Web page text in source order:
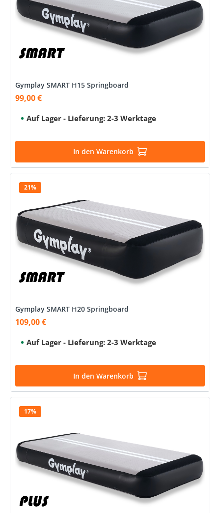
Gymplay SMART H15 Springboard
Verkaufspreis:
99,00 €
Auf Lager - Lieferung: 2-3 Werktage
In den Warenkorb
21%
Gymplay SMART H20 Springboard
Verkaufspreis:
109,00 €
Auf Lager - Lieferung: 2-3 Werktage
In den Warenkorb
17%